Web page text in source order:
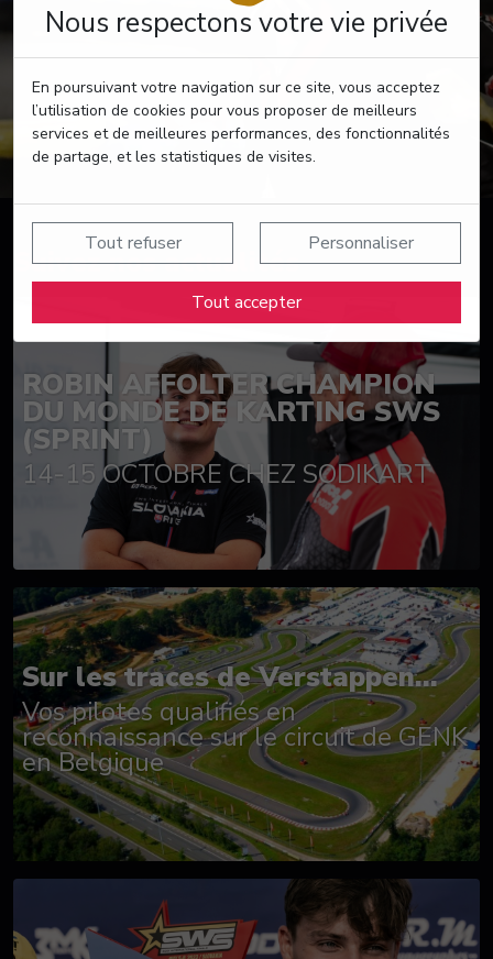
Nous respectons votre vie privée
En poursuivant votre navigation sur ce site, vous acceptez
l’utilisation de cookies pour vous proposer de meilleurs
services et de meilleures performances, des fonctionnalités
de partage, et les statistiques de visites.
Tout refuser Personnaliser
Tout accepter
Suivez nos actualités
ROBIN AFFOLTER CHAMPION
DU MONDE DE KARTING SWS
(SPRINT)
14-15 OCTOBRE CHEZ SODIKART
Sur les traces de Verstappen...
Vos pilotes qualifiés en
reconnaissance sur le circuit de GENK
en Belgique